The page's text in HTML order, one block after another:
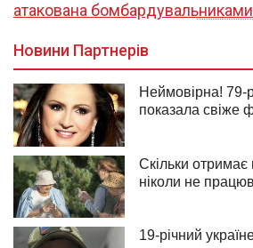
атакована бомбардувальниками